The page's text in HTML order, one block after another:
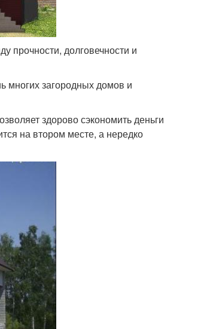
прочности, долговечности и
многих загородных домов и
здорово сэкономить деньги
на втором месте, а нередко